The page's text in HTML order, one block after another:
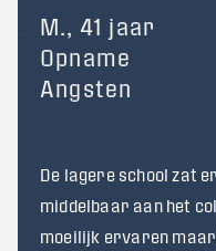
M., 41 jaar
Opname
Angsten
De lagere school zat
middelbaar aan het
moeilijk ervaren